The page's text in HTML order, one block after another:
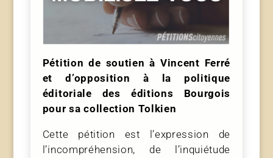
Pétition de soutien à Vincent Ferré
et d’opposition à la politique
éditoriale des éditions Bourgois
pour sa collection Tolkien
Cette pétition est l’expression de
l’incompréhension, de l’inquiétude